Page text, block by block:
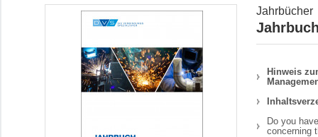
Jahrbücher
Hinweis
Do you
concerning